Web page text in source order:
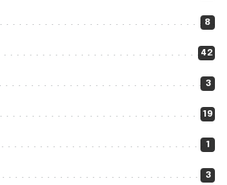
8
42
3
19
1
3